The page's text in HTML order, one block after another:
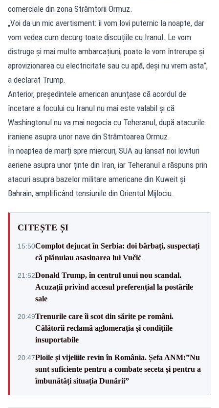
comerciale din zona Strâmtorii Ormuz.
„Voi da un mic avertisment: îi vom lovi puternic la noapte, dar
vom vedea cum decurg toate discuțiile cu Iranul. Le vom
distruge și mai multe ambarcațiuni, poate le vom întrerupe și
aprovizionarea cu electricitate sau cu apă, deși nu vrem asta”,
a declarat Trump.
Anterior, președintele american anunțase că acordul de
încetare a focului cu Iranul nu mai este valabil și că
Washingtonul nu va mai negocia cu Teheranul, după atacurile
iraniene asupra unor nave din Strâmtoarea Ormuz.
În noaptea de marți spre miercuri, SUA au lansat noi lovituri
aeriene asupra unor ținte din Iran, iar Teheranul a răspuns prin
atacuri asupra bazelor militare americane din Kuweit și
Bahrain, amplificând tensiunile din Orientul Mijlociu.
CITEȘTE ȘI
15:50Complot dejucat în Serbia: doi bărbați, suspectați
că plănuiau asasinarea lui Vučić
21:52Donald Trump, în centrul unui nou scandal.
Acuzații privind accesul preferențial la postările
sale
20:49Trenurile care îi scot din sărite pe români.
Călătorii reclamă aglomerația și condițiile
insuportabile
20:47Ploile și vijeliile revin în România. Șefa ANM:”Nu
sunt suficiente pentru a combate seceta și pentru a
îmbunătăți situația Dunării”